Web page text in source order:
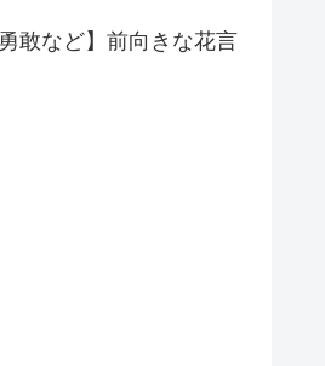
敢など】前向きな花言